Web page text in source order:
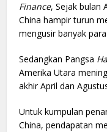
Finance, Sejak bulan
China hampir turun
mengusir banyak
Sedangkan Pangsa
Amerika Utara
akhir April dan
Untuk kumpulan
China, pendapatan